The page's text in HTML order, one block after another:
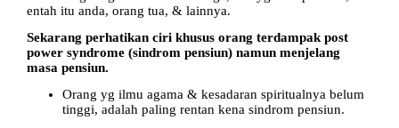
entah itu anda, orang tua, & lainnya.
Sekarang perhatikan ciri khusus orang terdampak post
power syndrome (sindrom pensiun) namun menjelang
masa pensiun.
Orang yg ilmu agama & kesadaran spiritualnya belum
tinggi, adalah paling rentan kena sindrom pensiun.